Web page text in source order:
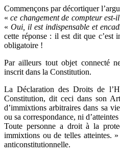
Commençons par décortiquer
«ce changement de compteur
« Oui, il est indispensable et
cette réponse : il est dit que c’est
obligatoire !
Par ailleurs tout objet connecté
inscrit dans la Constitution.
La Déclaration des Droits de
Constitution, dit ceci dans son
d’immixtions arbitraires dans sa
ou sa correspondance, ni
Toute personne a droit à la
immixtions ou de telles atteintes.
anticonstitutionnelle.